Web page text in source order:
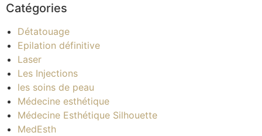
Catégories
Détatouage
Epilation définitive
Laser
Les Injections
les soins de peau
Médecine esthétique
Médecine Esthétique Silhouette
MedEsth